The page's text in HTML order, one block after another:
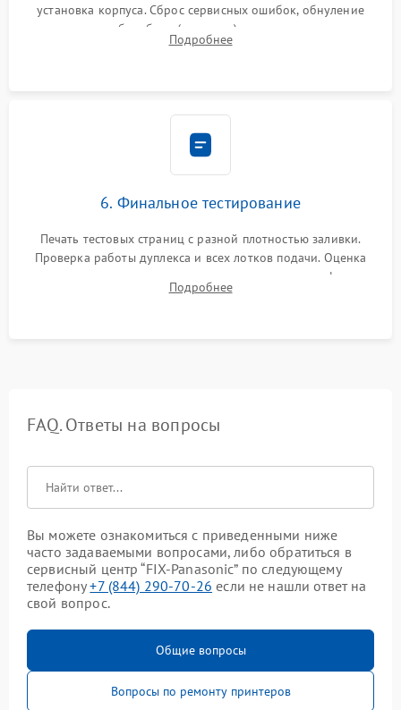
установка корпуса. Сброс сервисных ошибок, обнуление
счетчиков абсорбера (памперса) или узла переноса,
обновление прошивки и программная калибровка аппарата.
Подробнее
6. Финальное тестирование
Печать тестовых страниц с разной плотностью заливки.
Проверка работы дуплекса и всех лотков подачи. Оценка
качества запекания тонера и полное отсутствие дефектов
изображения перед выдачей готового устройства.
Подробнее
FAQ. Ответы на вопросы
Вы можете ознакомиться с приведенными ниже
часто задаваемыми вопросами, либо обратиться в
сервисный центр “FIX-Panasonic” по следующему
телефону+7 (844) 290-70-26 если не нашли ответ на
свой вопрос.
Общие вопросы
Вопросы по ремонту принтеров